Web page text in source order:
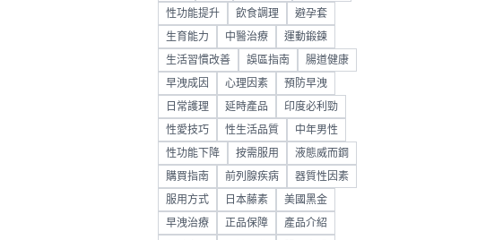
性功能提升 飲食調理 避孕套
生育能力 中醫治療 運動鍛鍊
生活習慣改善 誤區指南 腸道健康
早洩成因 心理因素 預防早洩
日常護理 延時產品 印度必利勁
性愛技巧 性生活品質 中年男性
性功能下降 按需服用 液態威而鋼
購買指南 前列腺疾病 器質性因素
服用方式 日本藤素 美國黑金
早洩治療 正品保障 產品介紹